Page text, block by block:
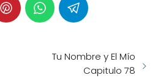
Tu Nombre y El Mío
Capitulo 78